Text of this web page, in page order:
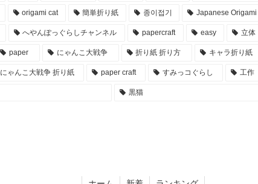
origami cat 簡単折り紙 종이접기 Japanese Origami
へやんぽっぐらしチャンネル papercraft easy 立体
paper にゃんこ大戦争 折り紙 折り方 キャラ折り紙
にゃんこ大戦争 折り紙 paper craft すみっコぐらし 工作
黒猫